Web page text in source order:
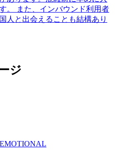
。 また、インバウンド利用者
人と出会えることも結構あり
ジ